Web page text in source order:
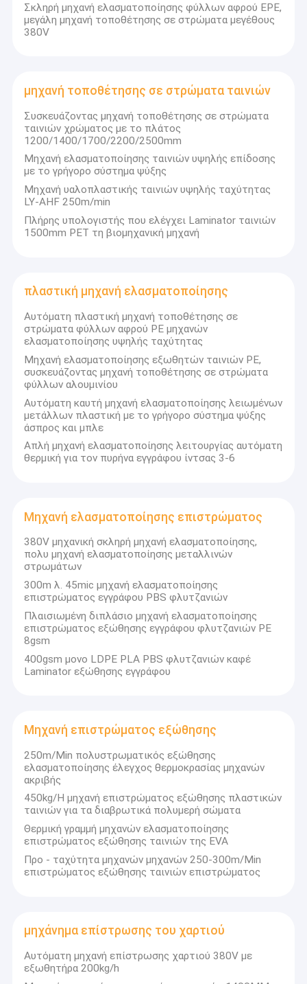
Προϊόντα
Περίπου εμείς
Σκληρή μηχανή ελασματοποίησης φύλλων αφρού EPE,
μεγάλη μηχανή τοποθέτησης σε στρώματα μεγέθους
380V
μηχανή τοποθέτησης σε στρώματα ταινιών
Συσκευάζοντας μηχανή τοποθέτησης σε στρώματα
ταινιών χρώματος με το πλάτος
1200/1400/1700/2200/2500mm
Μηχανή ελασματοποίησης ταινιών υψηλής επίδοσης
με το γρήγορο σύστημα ψύξης
Μηχανή υαλοπλαστικής ταινιών υψηλής ταχύτητας
LY-AHF 250m/min
Πλήρης υπολογιστής που ελέγχει Laminator ταινιών
1500mm PET τη βιομηχανική μηχανή
πλαστική μηχανή ελασματοποίησης
Αυτόματη πλαστική μηχανή τοποθέτησης σε
στρώματα φύλλων αφρού PE μηχανών
ελασματοποίησης υψηλής ταχύτητας
Μηχανή ελασματοποίησης εξωθητών ταινιών PE,
συσκευάζοντας μηχανή τοποθέτησης σε στρώματα
φύλλων αλουμινίου
Αυτόματη καυτή μηχανή ελασματοποίησης λειωμένων
μετάλλων πλαστική με το γρήγορο σύστημα ψύξης
άσπρος και μπλε
Απλή μηχανή ελασματοποίησης λειτουργίας αυτόματη
θερμική για τον πυρήνα εγγράφου ίντσας 3-6
Μηχανή ελασματοποίησης επιστρώματος
380V μηχανική σκληρή μηχανή ελασματοποίησης,
πολυ μηχανή ελασματοποίησης μεταλλινών
στρωμάτων
300m λ. 45mic μηχανή ελασματοποίησης
επιστρώματος εγγράφου PBS φλυτζανιών
Πλαισιωμένη διπλάσιο μηχανή ελασματοποίησης
επιστρώματος εξώθησης εγγράφου φλυτζανιών PE
8gsm
400gsm μονο LDPE PLA PBS φλυτζανιών καφέ
Laminator εξώθησης εγγράφου
Μηχανή επιστρώματος εξώθησης
250m/Min πολυστρωματικός εξώθησης
ελασματοποίησης έλεγχος θερμοκρασίας μηχανών
ακριβής
450kg/H μηχανή επιστρώματος εξώθησης πλαστικών
ταινιών για τα διαβρωτικά πολυμερή σώματα
Θερμική γραμμή μηχανών ελασματοποίησης
επιστρώματος εξώθησης ταινιών της EVA
Προ - ταχύτητα μηχανών μηχανών 250-300m/Min
επιστρώματος εξώθησης ταινιών επιστρώματος
μηχάνημα επίστρωσης του χαρτιού
Αυτόματη μηχανή επίστρωσης χαρτιού 380V με
εξωθητήρα 200kg/h
Η Jiangsu Laiyi Packing Machinery Co., Ltd ιδρύθηκε το
new factory with enlarged scale and advanced
technology has improved its brand influence and become